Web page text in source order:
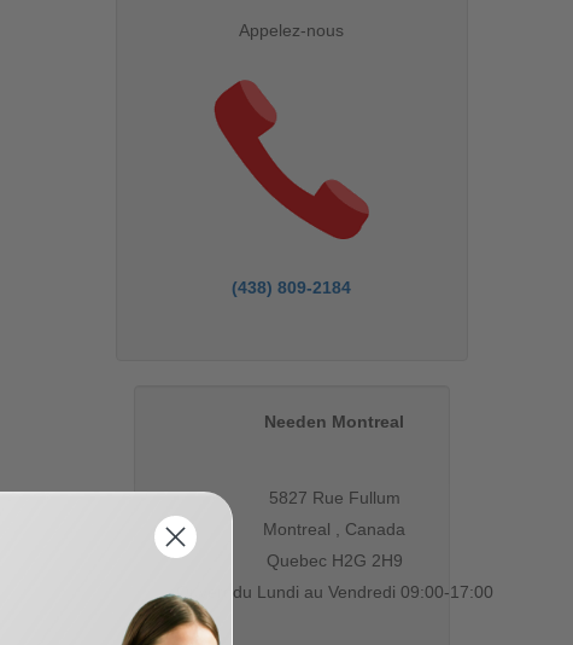
Appelez-nous
(438) 809-2184
Needen Montreal
5827 Rue Fullum
Montreal , Canada
Quebec H2G 2H9
Ouvert du Lundi au Vendredi 09:00-17:00